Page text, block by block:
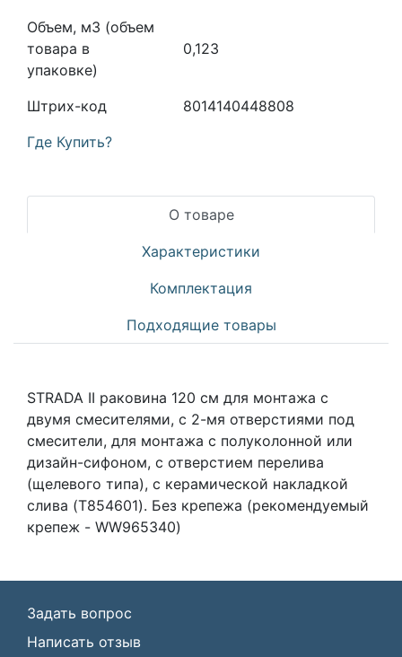
Объем, м3 (объем
товара в
упаковке)
0,123
Штрих-код
8014140448808
Где Купить?
О товаре
Характеристики
Комплектация
Подходящие товары
STRADA II раковина 120 см для монтажа с
двумя смесителями, с 2-мя отверстиями под
смесители, для монтажа с полуколонной или
дизайн-сифоном, с отверстием перелива
(щелевого типа), с керамической накладкой
слива (T854601). Без крепежа (рекомендуемый
крепеж - WW965340)
Задать вопрос
Написать отзыв